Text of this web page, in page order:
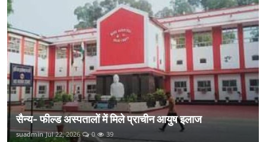
सैन्य- फील्ड अस्पतालों में मिले प्राचीन आयुष इलाज
suadmin Jul 22, 2026 0 39